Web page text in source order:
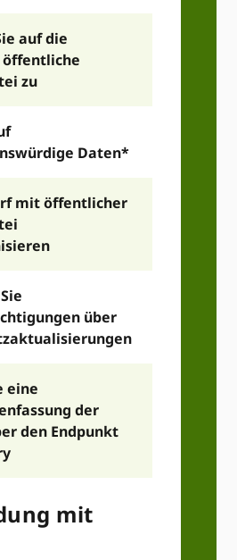
auf die
zu
Daten*
mit öffentlicher
über
eine
der
den Endpunkt
mit